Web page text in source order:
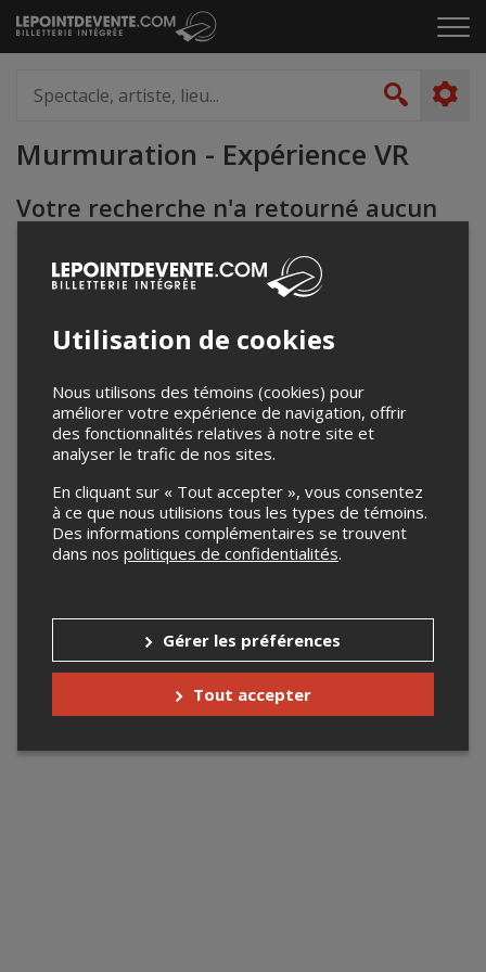
Passer
au
le
artiste,
lieu...
Murmuration - Expérience VR
Votre recherche n'a retourné aucun
Utilisation de cookies
Nous utilisons des témoins (cookies) pour
améliorer votre expérience de navigation, offrir
des fonctionnalités relatives à notre site et
analyser le trafic de nos sites.
En cliquant sur « Tout accepter », vous consentez
à ce que nous utilisions tous les types de témoins.
Des informations complémentaires se trouvent
dans nos politiques de confidentialités.
Gérer les préférences
Tout accepter